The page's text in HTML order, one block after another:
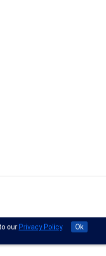
our Privacy Policy. Ok